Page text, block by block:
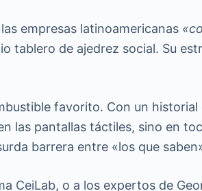
empresas latinoamericanas
tablero de ajedrez social. Su
favorito. Con un
las pantallas táctiles, sino en
barrera entre «los que
CeiLab, o a los expertos de